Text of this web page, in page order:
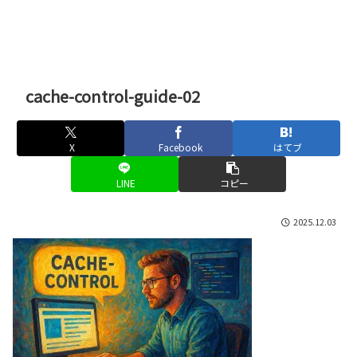
cache-control-guide-02
X Facebook はてブ
LINE コピー
2025.12.03